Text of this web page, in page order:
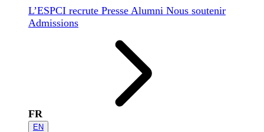
L’ESPCI recrute Presse Alumni Nous soutenir
Admissions
FR
EN